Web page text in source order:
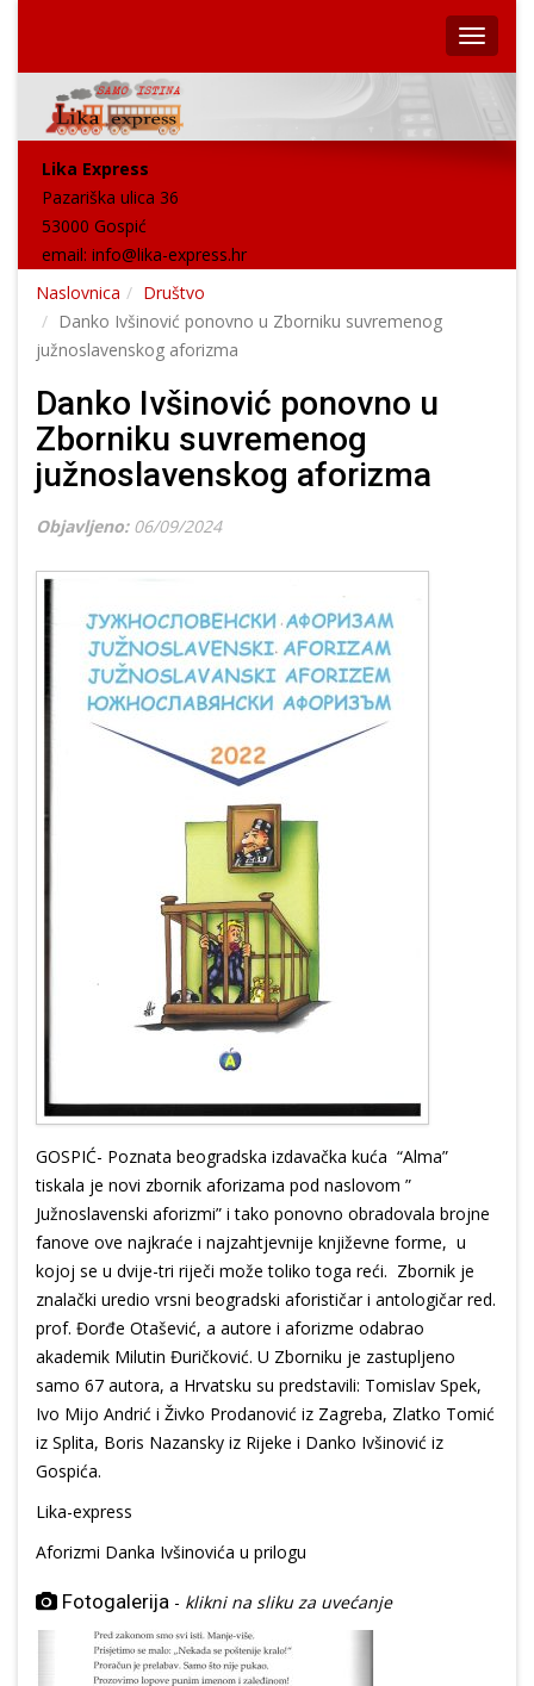
Lika Express
Pazariška ulica 36
53000 Gospić
email: info@lika-express.hr
Naslovnica
Društvo
Danko Ivšinović ponovno u Zborniku suvremenog
južnoslavenskog aforizma
Danko Ivšinović ponovno u
Zborniku suvremenog
južnoslavenskog aforizma
Objavljeno: 06/09/2024
GOSPIĆ- Poznata beogradska izdavačka kuća “Alma”
tiskala je novi zbornik aforizama pod naslovom ”
Južnoslavenski aforizmi” i tako ponovno obradovala brojne
fanove ove najkraće i najzahtjevnije književne forme, u
kojoj se u dvije-tri riječi može toliko toga reći. Zbornik je
znalački uredio vrsni beogradski aforističar i antologičar red.
prof. Đorđe Otašević, a autore i aforizme odabrao
akademik Milutin Đuričković. U Zborniku je zastupljeno
samo 67 autora, a Hrvatsku su predstavili: Tomislav Spek,
Ivo Mijo Andrić i Živko Prodanović iz Zagreba, Zlatko Tomić
iz Splita, Boris Nazansky iz Rijeke i Danko Ivšinović iz
Gospića.
Lika-express
Aforizmi Danka Ivšinovića u prilogu
Fotogalerija - klikni na sliku za uvećanje